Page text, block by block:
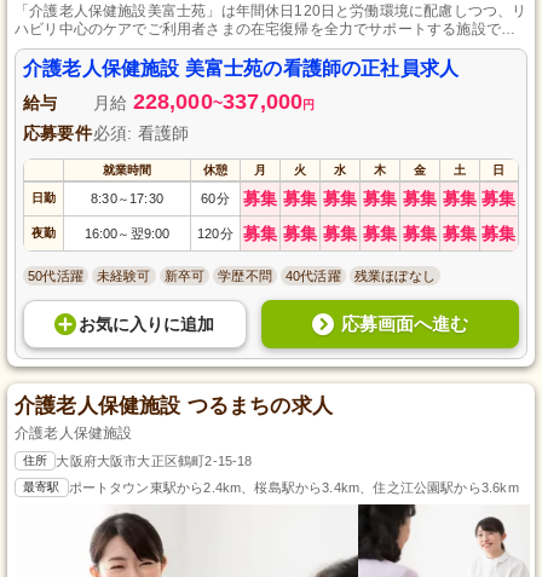
「介護老人保健施設美富士苑」は年間休日120日と労働環境に配慮しつつ、リ
ハビリ中心のケアでご利用者さまの在宅復帰を全力でサポートする施設で
す。
介護老人保健施設 美富士苑の看護師の正社員求人
給与 月給 228,000~337,000円
応募要件必須: 看護師
就業時間 休憩 月 火 水 木 金 土 日
日勤 8:30～ 17:30 60分 募集 募集 募集 募集 募集 募集 募集
夜勤 16:00～ 翌9:00 120分 募集 募集 募集 募集 募集 募集 募集
50代活躍 未経験可 新卒可 学歴不問 40代活躍 残業ほぼなし
お気に入り に追加 応募画面へ進む
介護老人保健施設 つるまちの求人
介護老人保健施設
住所 大阪府大阪市大正区鶴町2-15-18
最寄駅 ポートタウン東駅から2.4km、桜島駅から3.4km、住之江公園駅から3.6km